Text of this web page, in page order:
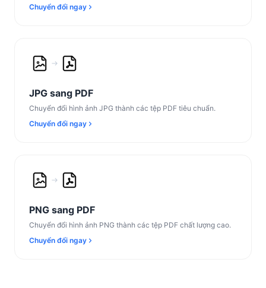
Chuyển đổi ngay
JPG sang PDF
Chuyển đổi hình ảnh JPG thành các tệp PDF tiêu chuẩn.
Chuyển đổi ngay
PNG sang PDF
Chuyển đổi hình ảnh PNG thành các tệp PDF chất lượng cao.
Chuyển đổi ngay